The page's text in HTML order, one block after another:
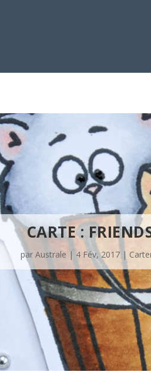
CARTE :
par Australe | 4 Fév, 2017 |